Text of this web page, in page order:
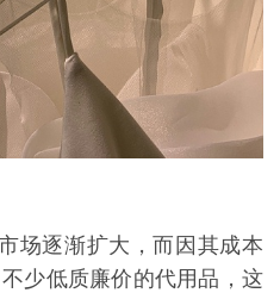
场逐渐扩大，而因其成本
少低质廉价的代用品，这